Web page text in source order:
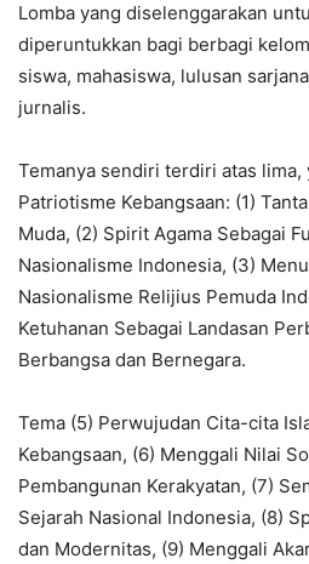
Lomba yang diselenggarakan
diperuntukkan bagi berbagi
siswa, mahasiswa, lulusan
jurnalis.
Temanya sendiri terdiri atas lima,
Patriotisme Kebangsaan: (1)
Muda, (2) Spirit Agama Sebagai
Nasionalisme Indonesia, (3)
Nasionalisme Relijius Pemuda
Ketuhanan Sebagai Landasan
Berbangsa dan Bernegara.
Tema (5) Perwujudan Cita-cita
Kebangsaan, (6) Menggali Nilai
Pembangunan Kerakyatan, (7)
Sejarah Nasional Indonesia, (8)
dan Modernitas, (9) Menggali